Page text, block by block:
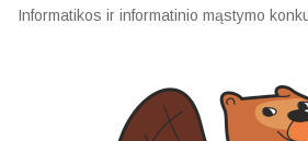
Informatikos ir informatinio mąstymo